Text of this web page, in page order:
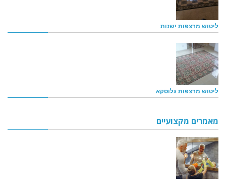
ליטוש מרצפות ישנות
ליטוש מרצפות גלוסקא
מאמרים מקצועיים